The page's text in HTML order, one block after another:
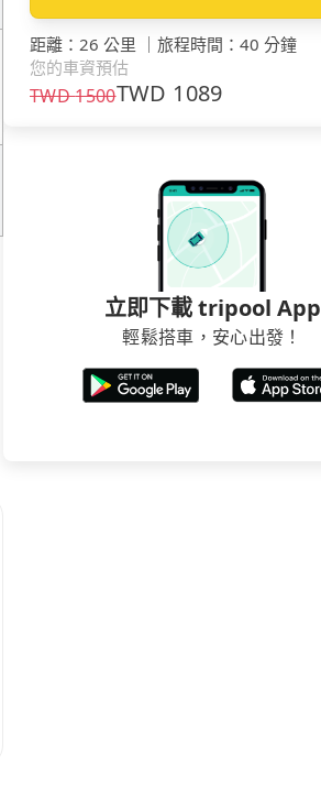
距離 ： 26 公里 ｜ 旅程時間 ： 40 分鐘
您的車資預估
TWD1500TWD 1089
立即下載 tripool App
輕鬆搭車，安心出發！